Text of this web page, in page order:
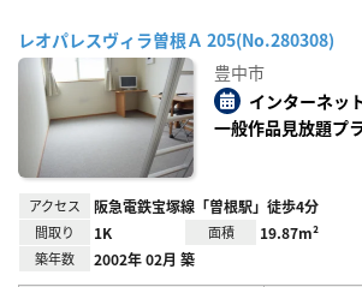
レオパレスヴィラ曽根Ａ 205(No.280308)
豊中市
インターネッ
一般作品見放題プ
アクセス 阪急電鉄宝塚線「曽根駅」徒歩4分
間取り 1K 面積 19.87m²
築年数 2002年 02月 築